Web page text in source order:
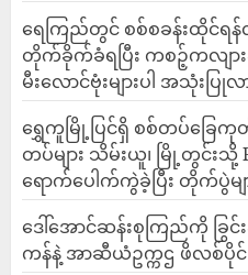
ရေကြည်တွင် စစ်စခန်းထိုင်ရ
တိုက်ခိုက်ခံရပြီး ကစဉ့်ကလျာ
မီးလောင်ဗုံးများပါ အသုံးပြုလ
ရွှေကူမြို့ပြင်ရှိ စစ်တပ်ခြေကုတ်
တပ်များ သိမ်းယူ၊ မြို့တွင်းသို့
ရောက်ပေါက်ကွဲခဲ့ပြီး တိုက်ပွဲမျ
ဒေါ်အောင်ဆန်းစုကြည်ကို ခြွ
ကန်နဲ့ အာဆီယံဥက္ကဌ ဖိလစ်ပို